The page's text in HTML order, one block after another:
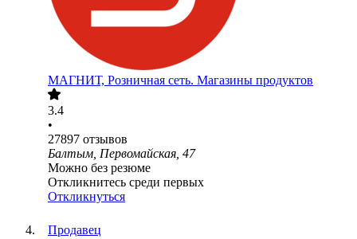
МАГНИТ, Розничная сеть. Магазины продуктов
3.4
•
27897 отзывов
Балтым, Первомайская, 47
Можно без резюме
Откликнитесь среди первых
Откликнуться
Продавец